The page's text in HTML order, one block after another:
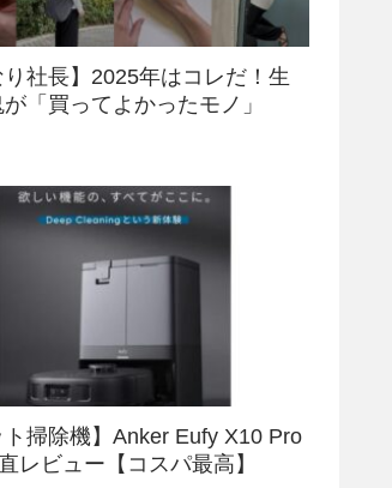
り社長】2025年はコレだ！生
「買ってよかったモノ」
ト掃除機】Anker Eufy X10 Pro
レビュー【コスパ最高】